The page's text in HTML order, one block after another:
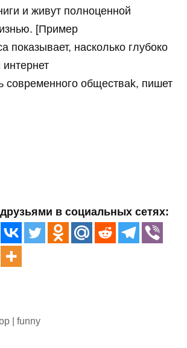
и живут полноценной
[Пример
показывает, насколько глубоко
современного обществаk, пишет
в социальных сетях:
| funny